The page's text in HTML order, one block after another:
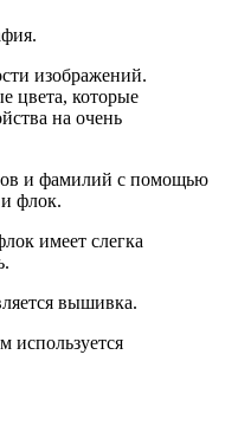
изображений.
цвета, которые
на очень
и фамилий с помощью
флок.
имеет слегка
вышивка.
используется